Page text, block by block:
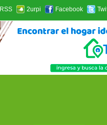
RSS 2urpi Facebook